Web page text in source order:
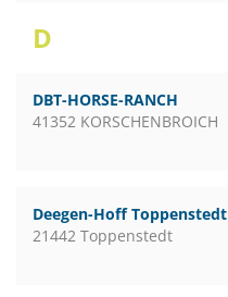
D
DBT-HORSE-RANCH
41352 KORSCHENBROICH
Deegen-Hoff Toppenstedt
21442 Toppenstedt